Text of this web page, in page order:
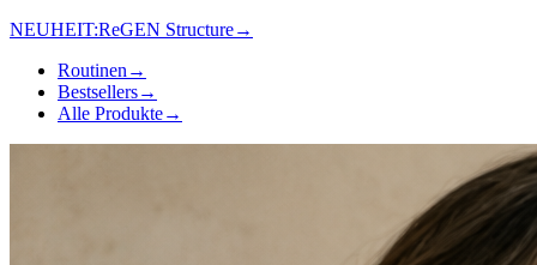
NEUHEIT:ReGEN Structure→
Routinen →
Bestsellers→
Alle Produkte→